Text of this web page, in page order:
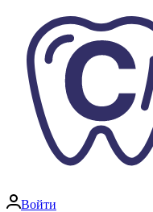
Войти